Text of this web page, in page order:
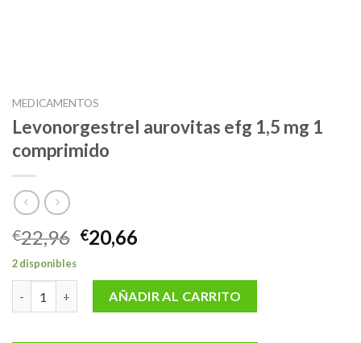
MEDICAMENTOS
Levonorgestrel aurovitas efg 1,5 mg 1
comprimido
€22,96 El
precio
original
era:
€22,96.
€20,66
actual
es:
€20,66.
2 disponibles
Levonorgestrel aurovitas efg 1,5 mg 1 comprimido cantidad
AÑADIR AL CARRITO